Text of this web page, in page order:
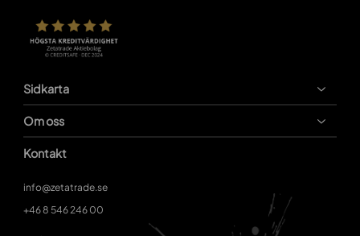
Sidkarta
Om oss
Kontakt
info@zetatrade.se
+46 8 546 246 00